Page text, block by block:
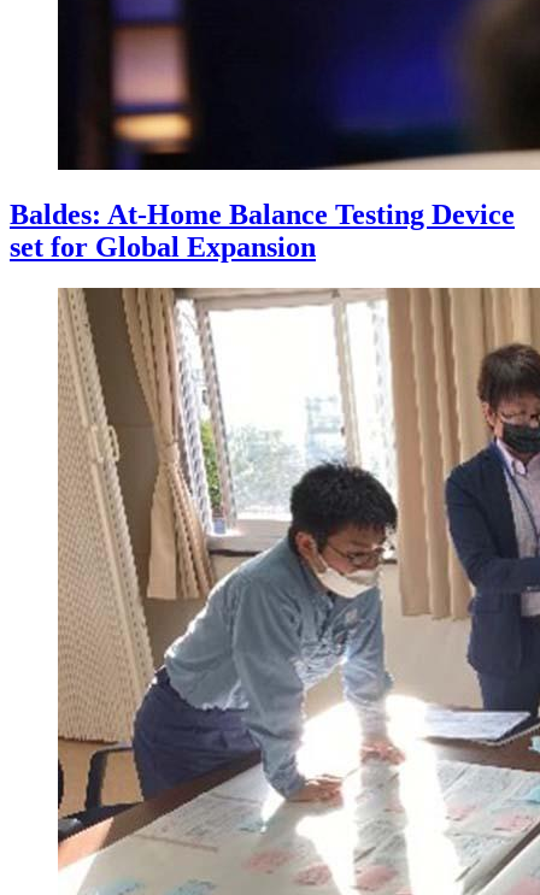
Baldes: At-Home Balance Testing Device
set for Global Expansion